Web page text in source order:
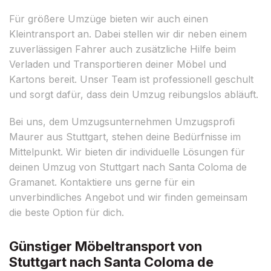
Für größere Umzüge bieten wir auch einen
Kleintransport an. Dabei stellen wir dir neben einem
zuverlässigen Fahrer auch zusätzliche Hilfe beim
Verladen und Transportieren deiner Möbel und
Kartons bereit. Unser Team ist professionell geschult
und sorgt dafür, dass dein Umzug reibungslos abläuft.
Bei uns, dem Umzugsunternehmen Umzugsprofi
Maurer aus Stuttgart, stehen deine Bedürfnisse im
Mittelpunkt. Wir bieten dir individuelle Lösungen für
deinen Umzug von Stuttgart nach Santa Coloma de
Gramanet. Kontaktiere uns gerne für ein
unverbindliches Angebot und wir finden gemeinsam
die beste Option für dich.
Günstiger Möbeltransport von
Stuttgart nach Santa Coloma de